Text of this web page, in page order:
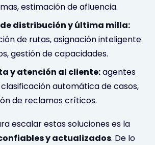
estimación de afluencia.
distribución y última milla:
de rutas, asignación inteligente
gestión de capacidades.
y atención al cliente:agentes
automática de casos,
de reclamos críticos.
escalar estas soluciones es la
y actualizados. De lo